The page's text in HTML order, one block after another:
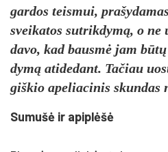
gar­dos teis­mui,
svei­ka­tos su­trik­dymą, o
da­vo, kad bausmė jam
dymą ati­de­dant. Ta­čiau
giš­kio ape­lia­ci­nis skun­das
Su­mušė ir api­plėšė